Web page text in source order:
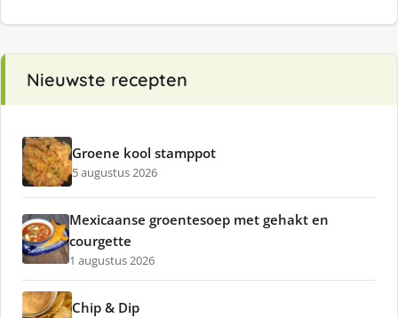
Nieuwste recepten
Groene kool stamppot
5 augustus 2026
Mexicaanse groentesoep met gehakt en
courgette
1 augustus 2026
Chip & Dip